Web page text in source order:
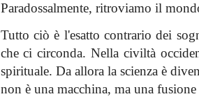
Paradossalmente, ritroviamo il
Tutto ciò è l'esatto contrario dei
che ci circonda. Nella civiltà
spirituale. Da allora la scienza è
non è una macchina, ma una